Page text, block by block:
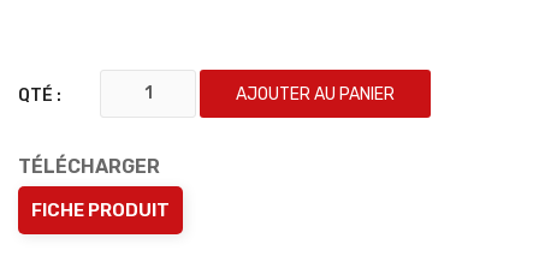
QTÉ : AJOUTER AU PANIER
TÉLÉCHARGER
FICHE PRODUIT